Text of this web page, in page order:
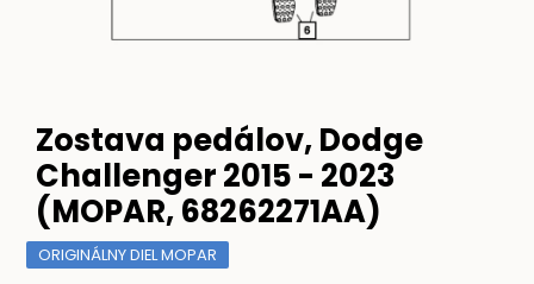
Zostava pedálov, Dodge
Challenger 2015 - 2023
(MOPAR, 68262271AA)
ORIGINÁLNY DIEL MOPAR